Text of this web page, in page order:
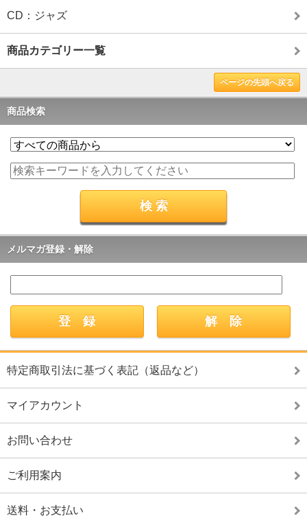
CD：ジャズ
商品カテゴリー一覧
ページの先頭へ戻る
商品検索
メルマガ登録・解除
特定商取引法に基づく表記（返品など）
マイアカウント
お問い合わせ
ご利用案内
送料・お支払い